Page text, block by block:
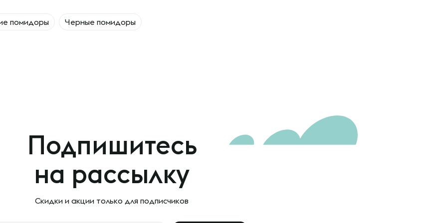
помидоры Черные помидоры
Подпишитесь
на рассылку
Скидки и акции только для подписчиков